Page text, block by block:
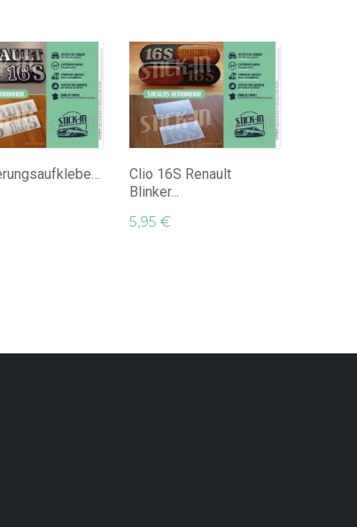
Clio 16S Renault
Blinker...
5,95 €